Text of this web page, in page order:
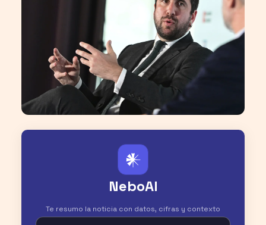
𒀭
NeboAI
Te resumo la noticia con datos, cifras y contexto